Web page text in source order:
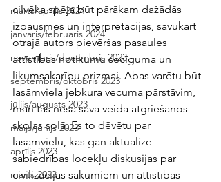
marts/aprīlis 2024
janvāris/februāris 2024
novembris/decembris 2023
septembris/oktobris 2023
jūlijs/augusts 2023
maijs/jūnijs 2023
aprīlis 2023
marts 2023
cilvēka spēja būt pārākam dažādās
izpausmēs un interpretācijās, savukārt
otrajā autors pievēršas pasaules
attīstības notikumu secīguma un
likumsakarību prizmai. Abas varētu būt
lasāmviela jebkura vecuma pārstāvim,
man tās nesa sava veida atgriešanos
skolas solā. Es to dēvētu par
lasāmvielu, kas gan aktualizē
sabiedrības locekļu diskusijas par
civilizācijas sākumiem un attīstības